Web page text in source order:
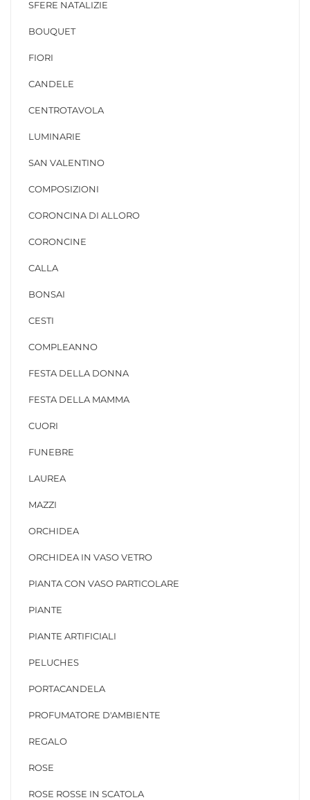
SFERE NATALIZIE
BOUQUET
FIORI
CANDELE
CENTROTAVOLA
LUMINARIE
SAN VALENTINO
COMPOSIZIONI
CORONCINA DI ALLORO
CORONCINE
CALLA
BONSAI
CESTI
COMPLEANNO
FESTA DELLA DONNA
FESTA DELLA MAMMA
CUORI
FUNEBRE
LAUREA
MAZZI
ORCHIDEA
ORCHIDEA IN VASO VETRO
PIANTA CON VASO PARTICOLARE
PIANTE
PIANTE ARTIFICIALI
PELUCHES
PORTACANDELA
PROFUMATORE D'AMBIENTE
REGALO
ROSE
ROSE ROSSE IN SCATOLA